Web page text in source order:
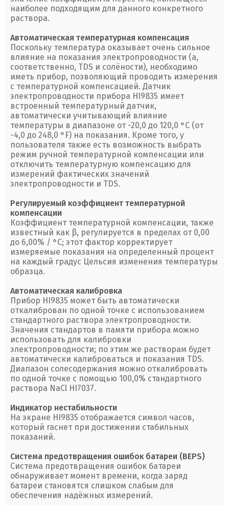
наиболее подходящим для данного конкретного
раствора.
Автоматическая температурная компенсация
Поскольку температура оказывает очень сильное
влияние на показания электропроводности (а,
соответственно, TDS и солёности), необходимо
иметь прибор, позволяющий проводить измерения
с температурной компенсацией. Датчик
электропроводности прибора HI9835 имеет
встроенный температурный датчик,
автоматически учитывающий влияние
температуры в диапазоне от -20,0 до 120,0 °C (от
-4,0 до 248,0 °F) на показания. Кроме того, у
пользователя также есть возможность выбрать
режим ручной температурной компенсации или
отключить температурную компенсацию для
измерений фактических значений
электропроводности и TDS.
Регулируемый коэффициент температурной
компенсации
Коэффициент температурной компенсации, также
известный как β, регулируется в пределах от 0,00
до 6,00% / °C; этот фактор корректирует
измеряемые показания на определенный процент
на каждый градус Цельсия изменения температуры
образца.
Автоматическая калибровка
Прибор HI9835 может быть автоматически
откалиброван по одной точке с использованием
стандартного раствора электропроводности.
Значения стандартов в памяти прибора можно
использовать для калибровки
электропроводности; по этим же растворам будет
автоматически калиброваться и показания TDS.
Диапазон солесодержания можно откалибровать
по одной точке с помощью 100,0% стандартного
раствора NaCl HI7037.
Индикатор нестабильности
На экране HI9835 отображается символ часов,
который гаснет при достижении стабильных
показаний.
Система предотвращения ошибок батареи (BEPS)
Система предотвращения ошибок батареи
обнаруживает момент времени, когда заряд
батареи становятся слишком слабым для
обеспечения надёжных измерений.